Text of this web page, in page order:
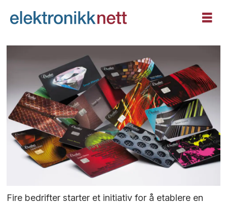
Fire bedrifter starter et initiativ for å etablere en